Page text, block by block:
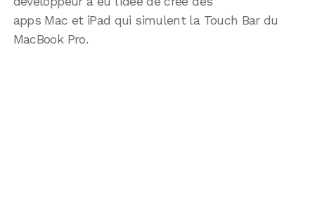
apps Mac et iPad qui simulent la Touch Bar du
MacBook Pro.